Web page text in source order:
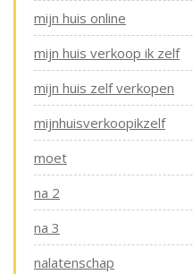
mijn huis online
mijn huis verkoop ik zelf
mijn huis zelf verkopen
mijnhuisverkoopikzelf
moet
na 2
na 3
nalatenschap